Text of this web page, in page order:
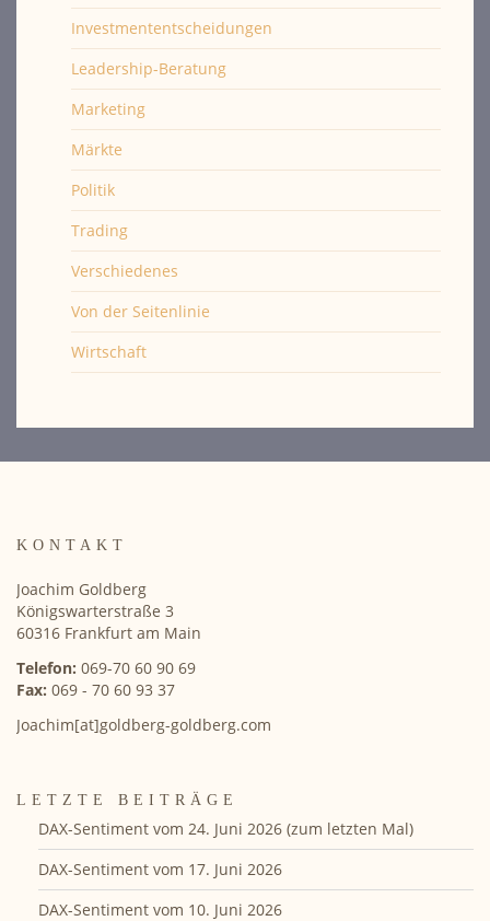
Investmententscheidungen
Leadership-Beratung
Marketing
Märkte
Politik
Trading
Verschiedenes
Von der Seitenlinie
Wirtschaft
KONTAKT
Joachim Goldberg
Königswarterstraße 3
60316 Frankfurt am Main
Telefon: 069-70 60 90 69
Fax: 069 - 70 60 93 37
Joachim[at]goldberg-goldberg.com
LETZTE BEITRÄGE
DAX-Sentiment vom 24. Juni 2026 (zum letzten Mal)
DAX-Sentiment vom 17. Juni 2026
DAX-Sentiment vom 10. Juni 2026